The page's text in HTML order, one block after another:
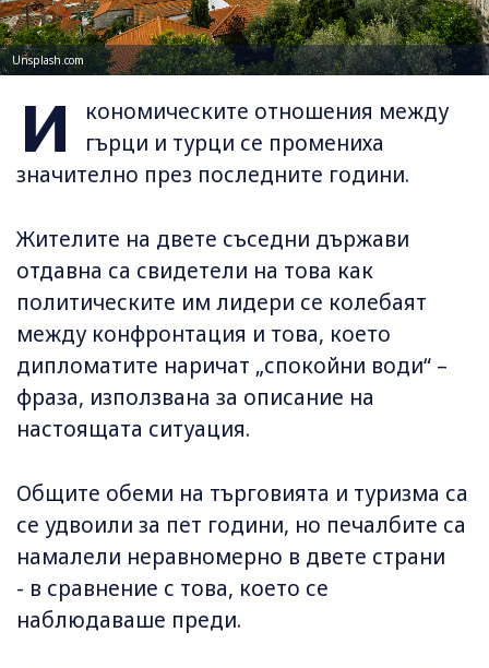
Unsplash.com
И
кономическите отношения между
гърци и турци се промениха
значително през последните години.
Жителите на двете съседни държави
отдавна са свидетели на това как
политическите им лидери се колебаят
между конфронтация и това, което
дипломатите наричат ​​„спокойни води“ –
фраза, използвана за описание на
настоящата ситуация.
Общите обеми на търговията и туризма са
се удвоили за пет години, но печалбите са
намалели неравномерно в двете страни
- в сравнение с това, което се
наблюдаваше преди.